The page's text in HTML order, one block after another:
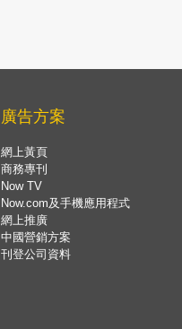
廣告方案
網上黃頁
商務專刊
Now TV
Now.com及手機應用程式
網上推廣
中國營銷方案
刊登公司資料